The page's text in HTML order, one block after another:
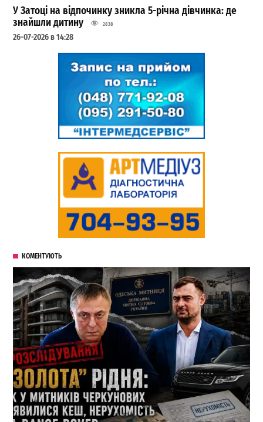
У Затоці на відпочинку зникла 5-річна дівчинка: де
знайшли дитину
2838
26-07-2026 в 14:28
КОМЕНТУЮТЬ